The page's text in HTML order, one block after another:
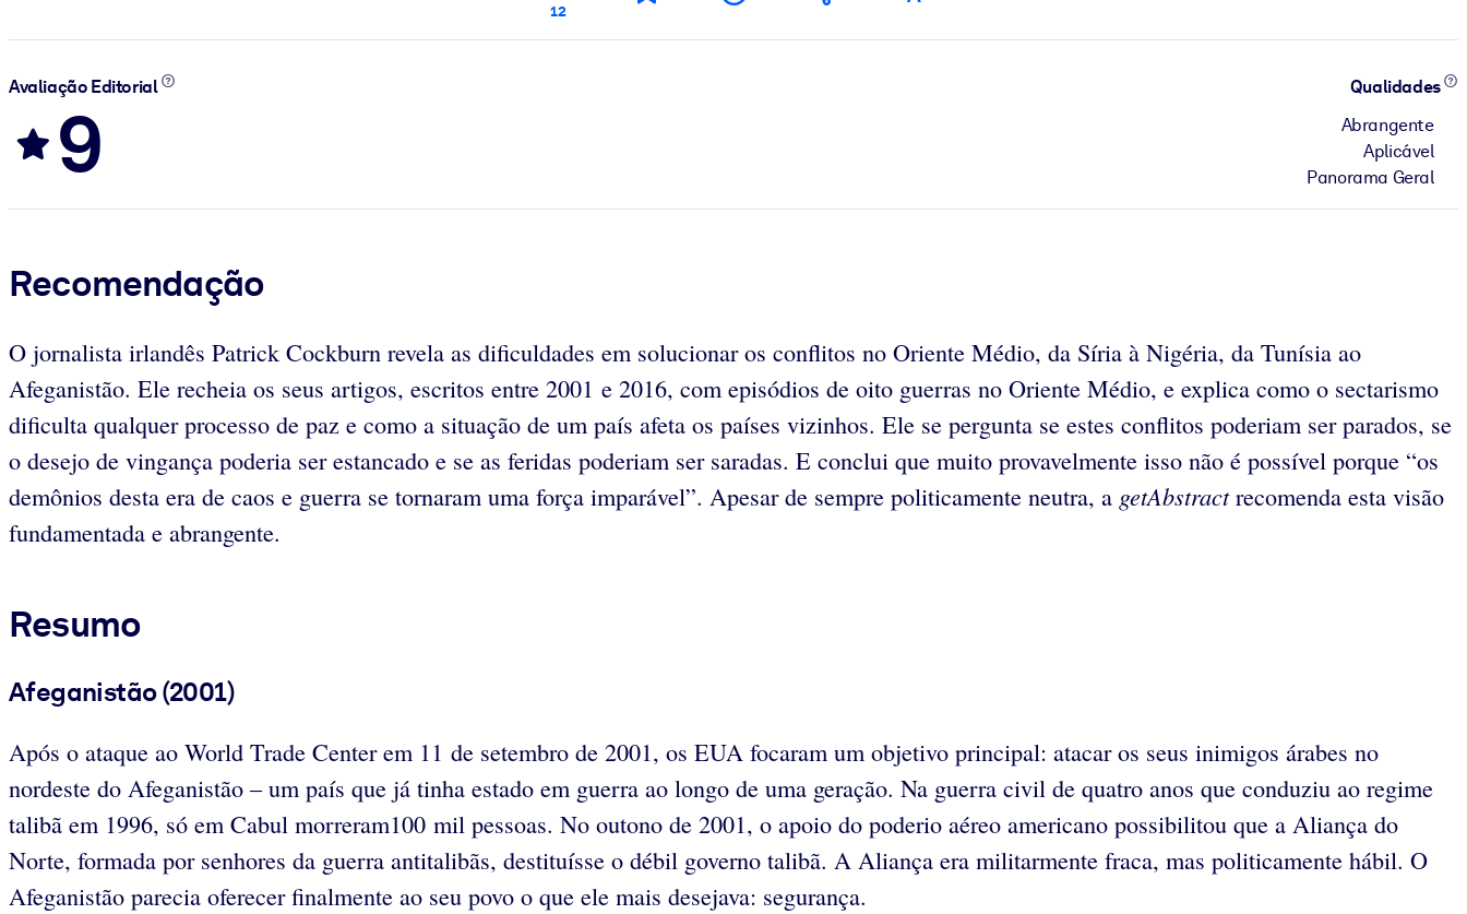
12
Avaliação Editorial
9
Qualidades
Abrangente
Aplicável
Panorama Geral
Recomendação
O jornalista irlandês Patrick Cockburn revela as dificuldades em solucionar os conflitos no Oriente Médio, da Síria à Nigéria, da Tunísia ao
Afeganistão. Ele recheia os seus artigos, escritos entre 2001 e 2016, com episódios de oito guerras no Oriente Médio, e explica como o sectarismo
dificulta qualquer processo de paz e como a situação de um país afeta os países vizinhos. Ele se pergunta se estes conflitos poderiam ser parados, se
o desejo de vingança poderia ser estancado e se as feridas poderiam ser saradas. E conclui que muito provavelmente isso não é possível porque “os
demônios desta era de caos e guerra se tornaram uma força imparável”. Apesar de sempre politicamente neutra, a getAbstractrecomenda esta visão
fundamentada e abrangente.
Resumo
Afeganistão (2001)
Após o ataque ao World Trade Center em 11 de setembro de 2001, os EUA focaram um objetivo principal: atacar os seus inimigos árabes no
nordeste do Afeganistão – um país que já tinha estado em guerra ao longo de uma geração. Na guerra civil de quatro anos que conduziu ao regime
talibã em 1996, só em Cabul morreram100 mil pessoas. No outono de 2001, o apoio do poderio aéreo americano possibilitou que a Aliança do
Norte, formada por senhores da guerra antitalibãs, destituísse o débil governo talibã. A Aliança era militarmente fraca, mas politicamente hábil. O
Afeganistão parecia oferecer finalmente ao seu povo o que ele mais desejava: segurança.